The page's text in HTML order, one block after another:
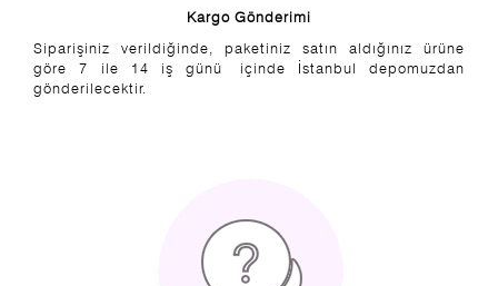
Kargo Gönderimi
Siparişiniz verildiğinde, paketiniz satın aldığınız ürüne
göre 7 ile 14 iş günü içinde İstanbul depomuzdan
gönderilecektir.